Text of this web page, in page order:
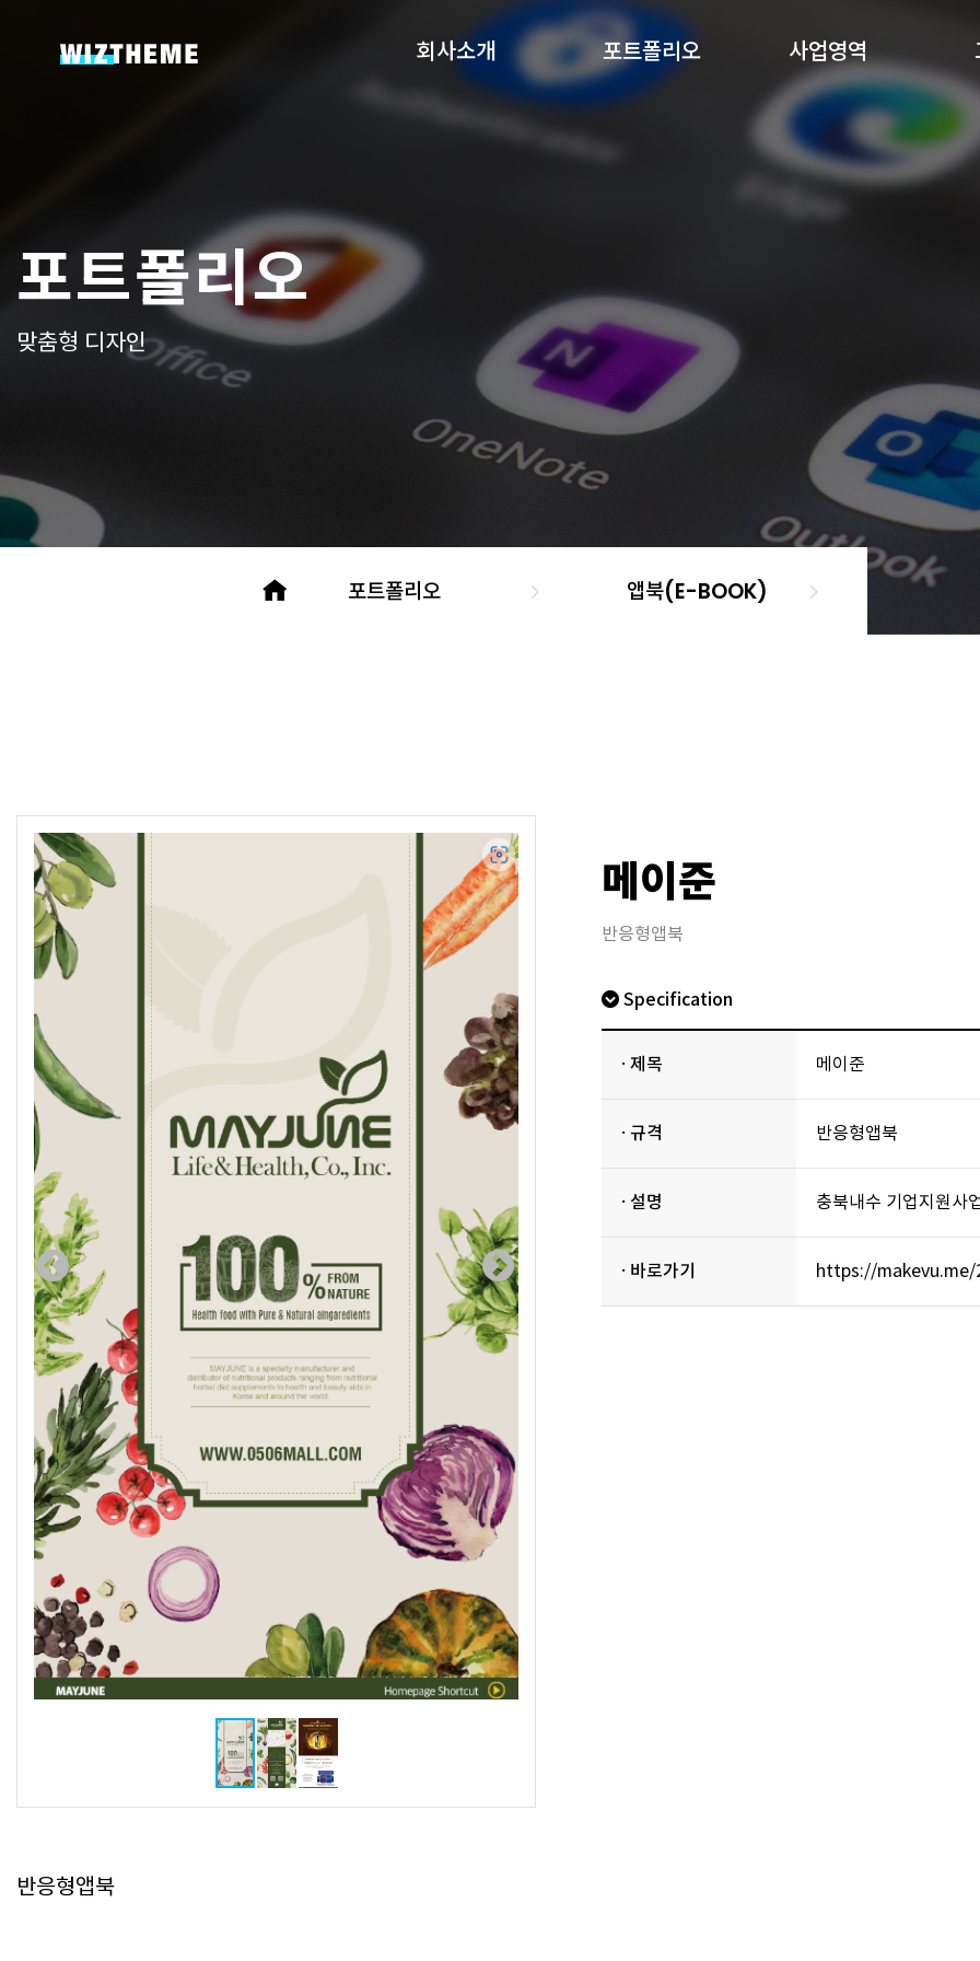
회사소개 포트폴리오 사업영역
포트폴리오
맞춤형 디자인
포트폴리오 앱북(E-BOOK)
메이준
반응형앱북
Specification
· 제목 메이준
· 규격 반응형앱북
· 설명 충북내수 기업지원사업
· 바로가기 https://makevu.me/
반응형앱북